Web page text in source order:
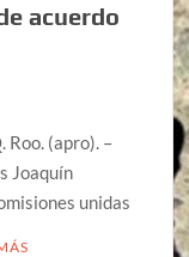
acuerdo
Roo. (apro). –
Joaquín
unidas